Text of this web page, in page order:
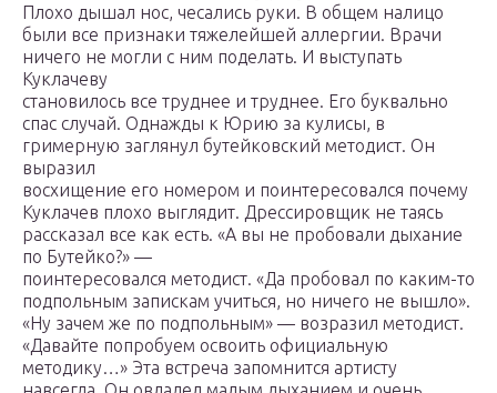
Плохо дышал нос, чесались руки. В общем налицо
были все признаки тяжелейшей аллергии. Врачи
ничего не могли с ним поделать. И выступать
Куклачеву
становилось все труднее и труднее. Его буквально
спас случай. Однажды к Юрию за кулисы, в
гримерную заглянул бутейковский методист. Он
выразил
восхищение его номером и поинтересовался почему
Куклачев плохо выглядит. Дрессировщик не таясь
рассказал все как есть. «А вы не пробовали дыхание
по Бутейко?» —
поинтересовался методист. «Да пробовал по каким-то
подпольным запискам учиться, но ничего не вышло».
«Ну зачем же по подпольным» — возразил методист.
«Давайте попробуем освоить официальную
методику…» Эта встреча запомнится артисту